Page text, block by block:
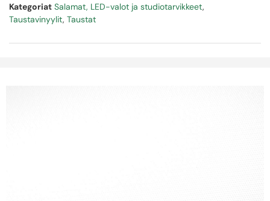
Kategoriat Salamat, LED-valot ja studiotarvikkeet,
Taustavinyylit, Taustat